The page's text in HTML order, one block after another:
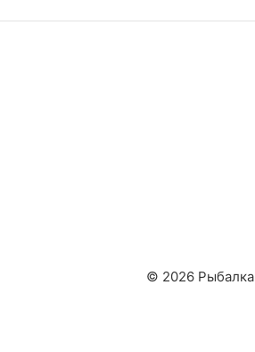
© 2026 Рыбалка